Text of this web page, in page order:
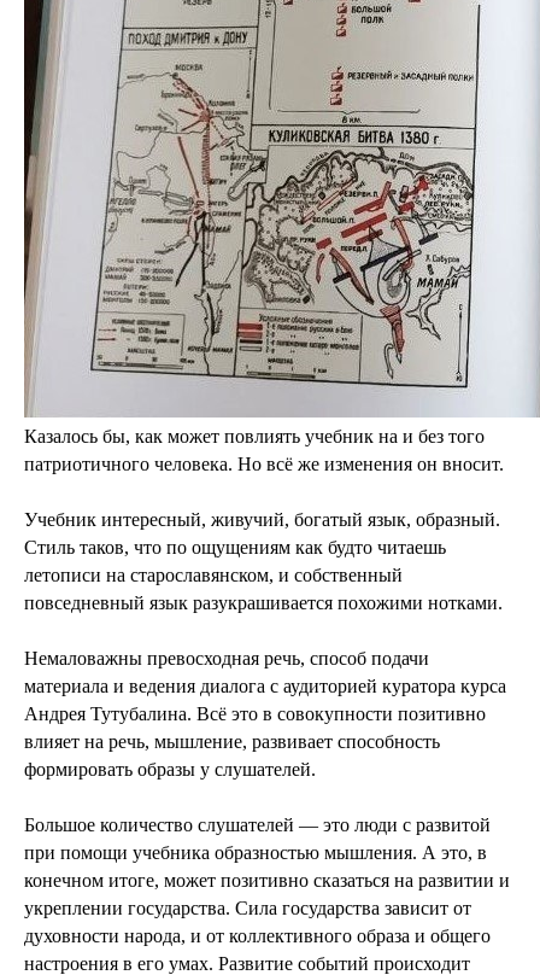
Казалось бы, как может повлиять учебник на и без того
патриотичного человека. Но всё же изменения он вносит.
Учебник интересный, живучий, богатый язык, образный.
Стиль таков, что по ощущениям как будто читаешь
летописи на старославянском, и собственный
повседневный язык разукрашивается похожими нотками.
Немаловажны превосходная речь, способ подачи
материала и ведения диалога с аудиторией куратора курса
Андрея Тутубалина. Всё это в совокупности позитивно
влияет на речь, мышление, развивает способность
формировать образы у слушателей.
Большое количество слушателей — это люди с развитой
при помощи учебника образностью мышления. А это, в
конечном итоге, может позитивно сказаться на развитии и
укреплении государства. Сила государства зависит от
духовности народа, и от коллективного образа и общего
настроения в его умах. Развитие событий происходит